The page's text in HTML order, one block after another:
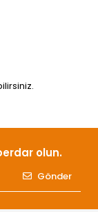
olun.
Gönder